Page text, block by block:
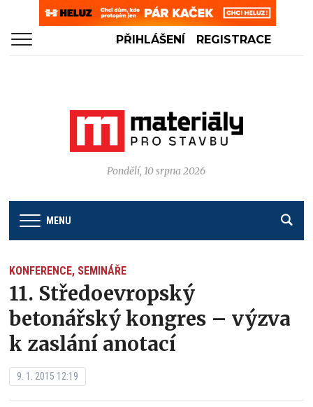
PŘIHLÁŠENÍ REGISTRACE
Pondělí, 10 srpna 2026
MENU
KONFERENCE, SEMINÁŘE
11. Středoevropský
betonářský kongres – výzva
k zaslání anotací
9. 1. 2015 12:19